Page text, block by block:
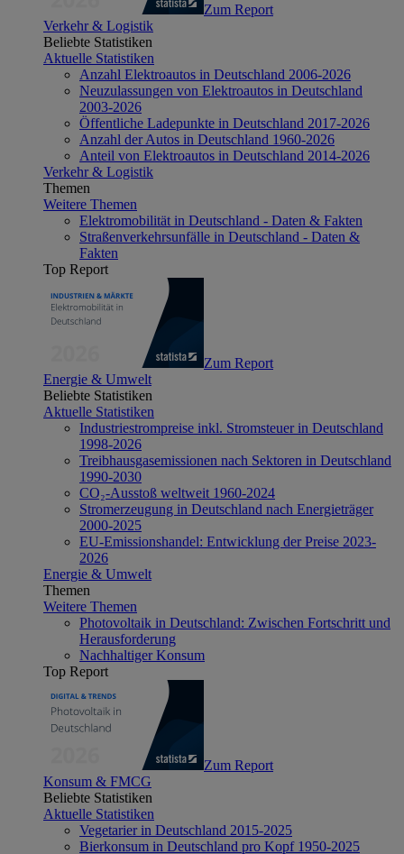
Zum Report
Verkehr & Logistik
Beliebte Statistiken
Aktuelle Statistiken
Anzahl Elektroautos in Deutschland 2006-2026
Neuzulassungen von Elektroautos in Deutschland
2003-2026
Öffentliche Ladepunkte in Deutschland 2017-2026
Anzahl der Autos in Deutschland 1960-2026
Anteil von Elektroautos in Deutschland 2014-2026
Verkehr & Logistik
Themen
Weitere Themen
Elektromobilität in Deutschland - Daten & Fakten
Straßenverkehrsunfälle in Deutschland - Daten &
Fakten
Top Report
Zum Report
Energie & Umwelt
Beliebte Statistiken
Aktuelle Statistiken
Industriestrompreise inkl. Stromsteuer in Deutschland
1998-2026
Treibhausgasemissionen nach Sektoren in Deutschland
1990-2030
CO₂-Ausstoß weltweit 1960-2024
Stromerzeugung in Deutschland nach Energieträger
2000-2025
EU-Emissionshandel: Entwicklung der Preise 2023-
2026
Energie & Umwelt
Themen
Weitere Themen
Photovoltaik in Deutschland: Zwischen Fortschritt und
Herausforderung
Nachhaltiger Konsum
Top Report
Zum Report
Konsum & FMCG
Beliebte Statistiken
Aktuelle Statistiken
Vegetarier in Deutschland 2015-2025
Bierkonsum in Deutschland pro Kopf 1950-2025